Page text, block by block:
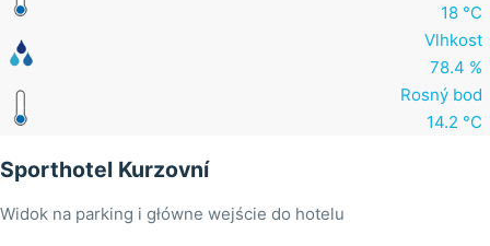
18 °C
Vlhkost
78.4 %
Rosný bod
14.2 °C
Sporthotel Kurzovní
Widok na parking i główne wejście do hotelu